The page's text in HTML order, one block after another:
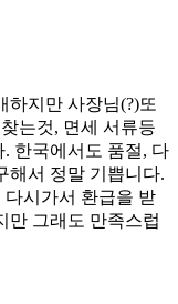
하지만 사장님(?)또
는것, 면세 서류등
한국에서도 품절, 다
해서 정말 기쁩니다.
다시가서 환급을 받
만 그래도 만족스럽